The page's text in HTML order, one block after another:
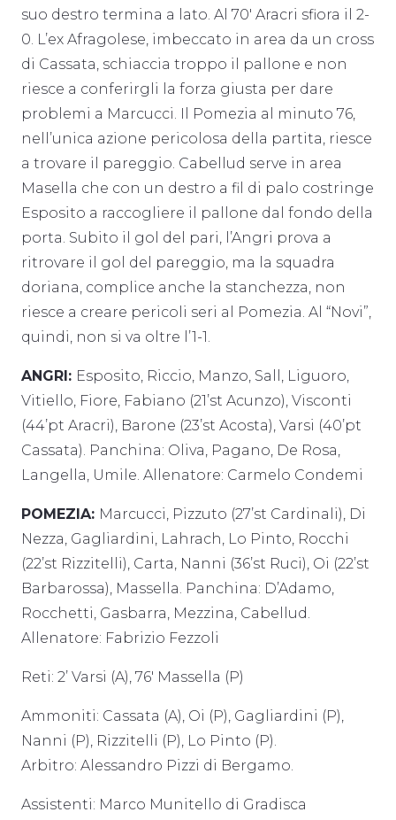
suo destro termina a lato. Al 70′ Aracri sfiora il 2-
0. L’ex Afragolese, imbeccato in area da un cross
di Cassata, schiaccia troppo il pallone e non
riesce a conferirgli la forza giusta per dare
problemi a Marcucci. Il Pomezia al minuto 76,
nell’unica azione pericolosa della partita, riesce
a trovare il pareggio. Cabellud serve in area
Masella che con un destro a fil di palo costringe
Esposito a raccogliere il pallone dal fondo della
porta. Subito il gol del pari, l’Angri prova a
ritrovare il gol del pareggio, ma la squadra
doriana, complice anche la stanchezza, non
riesce a creare pericoli seri al Pomezia. Al “Novi”,
quindi, non si va oltre l’1-1.
ANGRI: Esposito, Riccio, Manzo, Sall, Liguoro,
Vitiello, Fiore, Fabiano (21’st Acunzo), Visconti
(44’pt Aracri), Barone (23’st Acosta), Varsi (40’pt
Cassata). Panchina: Oliva, Pagano, De Rosa,
Langella, Umile. Allenatore: Carmelo Condemi
POMEZIA: Marcucci, Pizzuto (27’st Cardinali), Di
Nezza, Gagliardini, Lahrach, Lo Pinto, Rocchi
(22’st Rizzitelli), Carta, Nanni (36’st Ruci), Oi (22’st
Barbarossa), Massella. Panchina: D’Adamo,
Rocchetti, Gasbarra, Mezzina, Cabellud.
Allenatore: Fabrizio Fezzoli
Reti: 2’ Varsi (A), 76′ Massella (P)
Ammoniti: Cassata (A), Oi (P), Gagliardini (P),
Nanni (P), Rizzitelli (P), Lo Pinto (P).
Arbitro: Alessandro Pizzi di Bergamo.
Assistenti: Marco Munitello di Gradisca